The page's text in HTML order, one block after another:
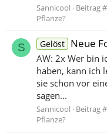
Sannicool Beitrag
Pflanze?
S Gelöst Neue
AW: 2x Wer bin
haben, kann ich
sie schon vor
sagen...
Sannicool Beitrag
Pflanze?